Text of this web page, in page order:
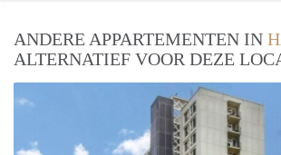
ANDERE APPARTEMENTEN IN
ALTERNATIEF VOOR DEZE